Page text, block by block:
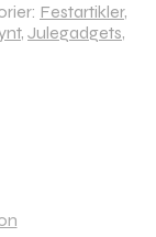
Festartikler,
, Julegadgets,